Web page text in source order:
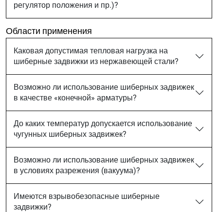
регулятор положения и пр.)?
Области применения
Каковая допустимая тепловая нагрузка на
шиберные задвижки из нержавеющей стали?
Возможно ли использование шиберных задвижек
в качестве «конечной» арматуры?
До каких температур допускается использование
чугунных шиберных задвижек?
Возможно ли использование шиберных задвижек
в условиях разрежения (вакуума)?
Имеются взрывобезопасные шиберные
задвижки?